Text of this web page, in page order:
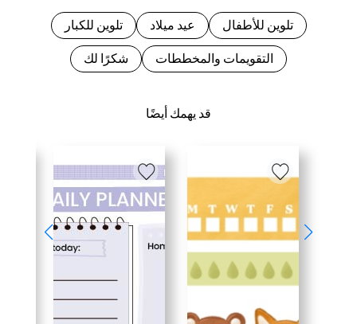
قد يهمك أيضًا
تلوين للأطفال عيد ميلاد تلوين للكبار
التقويمات والمخططات شكرًا لك